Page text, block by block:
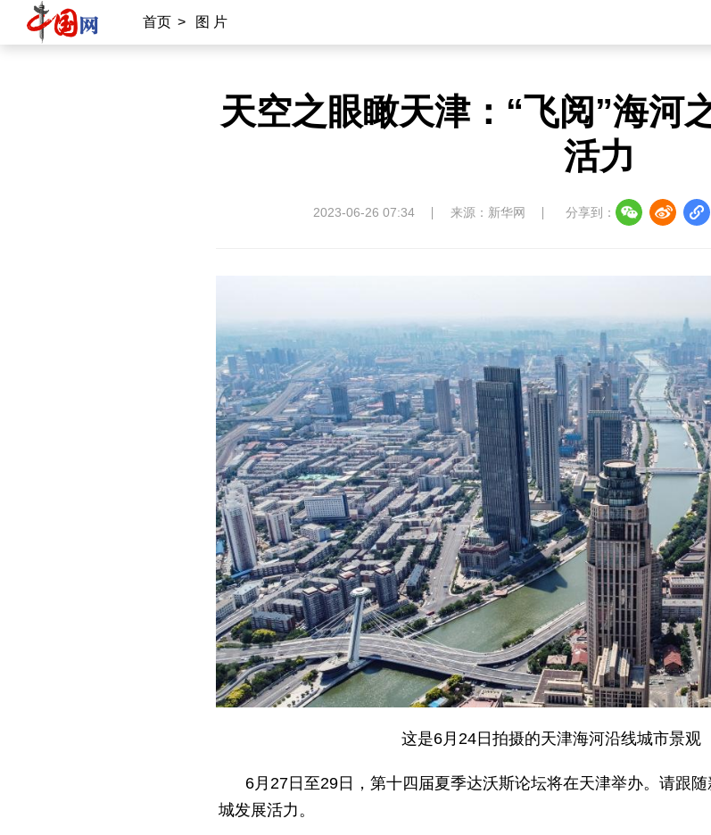
首页 > 图 片
天空之眼瞰天津：“飞阅”海河
活力
2023-06-26 07:34 来源：新华网 分享到：
这是6月24日拍摄的天津海河沿线城市景观（
6月27日至29日，第十四届夏季达沃斯论坛将在天津举办。请跟
城发展活力。